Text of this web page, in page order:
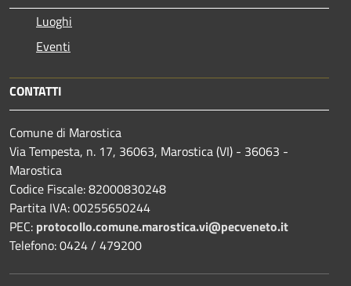
Luoghi
Eventi
CONTATTI
Comune di Marostica
Via Tempesta, n. 17, 36063, Marostica (VI) - 36063 -
Marostica
Codice Fiscale: 82000830248
Partita IVA: 00255650244
PEC: protocollo.comune.marostica.vi@pecveneto.it
Telefono: 0424 / 479200